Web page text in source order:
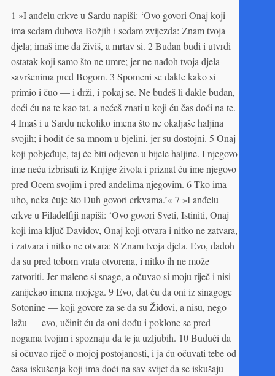
1 »I anđelu crkve u Sardu napiši: ‘Ovo govori Onaj koji
ima sedam duhova Božjih i sedam zvijezda: Znam tvoja
djela; imaš ime da živiš, a mrtav si. 2 Budan budi i utvrdi
ostatak koji samo što ne umre; jer ne nađoh tvoja djela
savršenima pred Bogom. 3 Spomeni se dakle kako si
primio i čuo — i drži, i pokaj se. Ne budeš li dakle budan,
doći ću na te kao tat, a nećeš znati u koji ću čas doći na te.
4 Imaš i u Sardu nekoliko imena što ne okaljaše haljina
svojih; i hodit će sa mnom u bjelini, jer su dostojni. 5 Onaj
koji pobjeđuje, taj će biti odjeven u bijele haljine. I njegovo
ime neću izbrisati iz Knjige života i priznat ću ime njegovo
pred Ocem svojim i pred anđelima njegovim. 6 Tko ima
uho, neka čuje što Duh govori crkvama.’« 7 »I anđelu
crkve u Filadelfiji napiši: ‘Ovo govori Sveti, Istiniti, Onaj
koji ima ključ Davidov, Onaj koji otvara i nitko ne zatvara,
i zatvara i nitko ne otvara: 8 Znam tvoja djela. Evo, dadoh
da su pred tobom vrata otvorena, i nitko ih ne može
zatvoriti. Jer malene si snage, a očuvao si moju riječ i nisi
zanijekao imena mojega. 9 Evo, dat ću da oni iz sinagoge
Sotonine — koji govore za se da su Židovi, a nisu, nego
lažu — evo, učinit ću da oni dođu i poklone se pred
nogama tvojim i spoznaju da te ja uzljubih. 10 Budući da
si očuvao riječ o mojoj postojanosti, i ja ću očuvati tebe od
časa iskušenja koji ima doći na sav svijet da se iskušaju